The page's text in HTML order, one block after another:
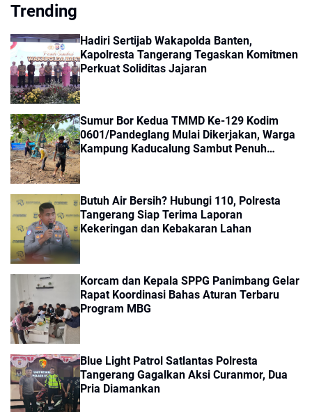
Trending
Hadiri Sertijab Wakapolda Banten,
Kapolresta Tangerang Tegaskan Komitmen
Perkuat Soliditas Jajaran
Sumur Bor Kedua TMMD Ke-129 Kodim
0601/Pandeglang Mulai Dikerjakan, Warga
Kampung Kaducalung Sambut Penuh
Butuh Air Bersih? Hubungi 110, Polresta
Tangerang Siap Terima Laporan
Kekeringan dan Kebakaran Lahan
Korcam dan Kepala SPPG Panimbang Gelar
Rapat Koordinasi Bahas Aturan Terbaru
Program MBG
Blue Light Patrol Satlantas Polresta
Tangerang Gagalkan Aksi Curanmor, Dua
Pria Diamankan